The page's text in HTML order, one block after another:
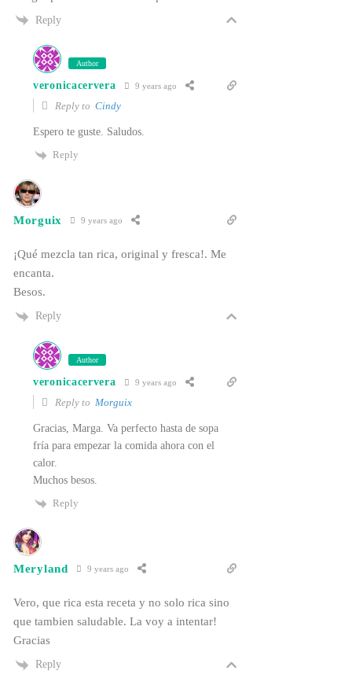
Reply
Author
veronicacervera 9 years ago
Reply toCindy
Espero te guste. Saludos.
Reply
Morguix 9 years ago
¡Qué mezcla tan rica, original y fresca!. Me
encanta.
Besos.
Reply
Author
veronicacervera 9 years ago
Reply toMorguix
Gracias, Marga. Va perfecto hasta de sopa
fría para empezar la comida ahora con el
calor.
Muchos besos.
Reply
Meryland 9 years ago
Vero, que rica esta receta y no solo rica sino
que tambien saludable. La voy a intentar!
Gracias
Reply